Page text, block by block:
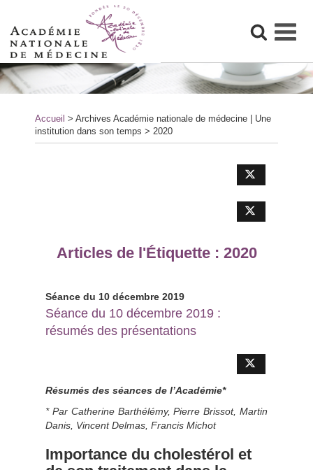
Skip
to
content
Accueil > Archives Académie nationale de médecine | Une
institution dans son temps > 2020
Articles de l'Étiquette : 2020
Séance du 10 décembre 2019
Séance du 10 décembre 2019 :
résumés des présentations
Résumés des séances de l’Académie*
* Par Catherine Barthélémy, Pierre Brissot, Martin
Danis, Vincent Delmas, Francis Michot
Importance du cholestérol et